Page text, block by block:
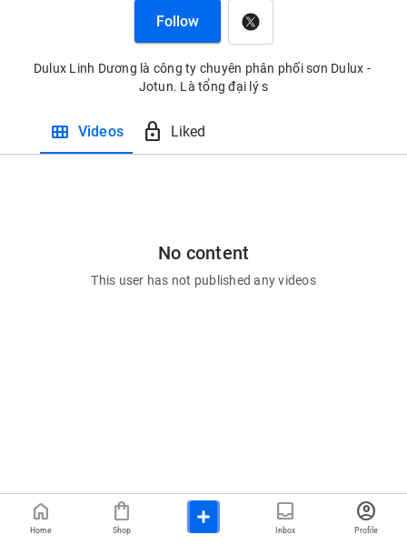
Follow
Dulux Linh Dương là công ty chuyên phân phối sơn Dulux -
Jotun. Là tổng đại lý s
view_module Videos lock Liked
No content
This user has not published any videos
home
Home
shopping_bag
Shop
inbox
Inbox
account_circle
Profile